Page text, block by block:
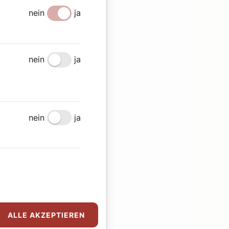
nein
ja
nein ja
nein
ja
ALLE AKZEPTIEREN